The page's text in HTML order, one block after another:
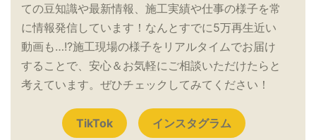
ての豆知識や最新情報、施工実績や仕事の様子を常
に情報発信しています！なんとすでに5万再生近い
動画も…!?施工現場の様子をリアルタイムでお届け
することで、安心＆お気軽にご相談いただけたらと
考えています。ぜひチェックしてみてください！
TikTok インスタグラム